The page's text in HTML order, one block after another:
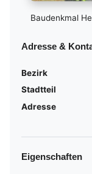
Baudenkmal
Adresse &
Bezirk
Stadtteil
Adresse
Eigenschaften